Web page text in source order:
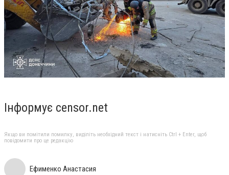
Інформує censor.net
Якщо ви помітили помилку, виділіть необхідний текст і натисніть Ctrl + Enter, щоб
повідомити про це редакцію
Ефименко Анастасия